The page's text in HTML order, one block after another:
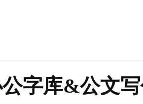
字库&公文